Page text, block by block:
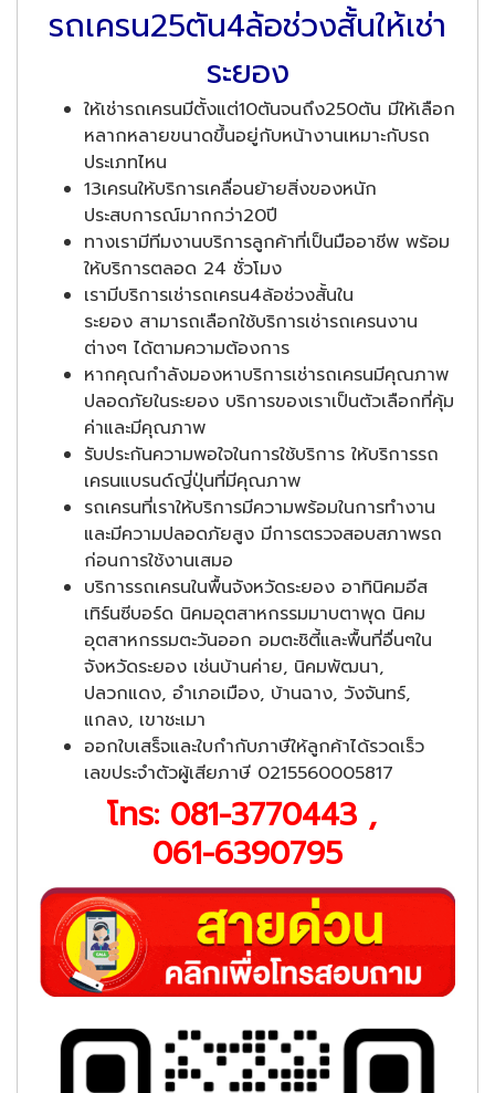
รถเครน25ตัน4ล้อช่วงสั้นให้เช่า
ระยอง
ให้เช่ารถเครนมีตั้งแต่10ตันจนถึง250ตัน มีให้เลือก
หลากหลายขนาดขึ้นอยู่กับหน้างานเหมาะกับรถ
ประเภทไหน
13เครนให้บริการเคลื่อนย้ายสิ่งของหนัก
ประสบการณ์มากกว่า20ปี
ทางเรามีทีมงานบริการลูกค้าที่เป็นมืออาชีพ พร้อม
ให้บริการตลอด 24 ชั่วโมง
เรามีบริการเช่ารถเครน4ล้อช่วงสั้นใน
ระยอง สามารถเลือกใช้บริการเช่ารถเครนงาน
ต่างๆ ได้ตามความต้องการ
หากคุณกำลังมองหาบริการเช่ารถเครนมีคุณภาพ
ปลอดภัยในระยอง บริการของเราเป็นตัวเลือกที่คุ้ม
ค่าและมีคุณภาพ
รับประกันความพอใจในการใช้บริการ ให้บริการรถ
เครนแบรนด์ญี่ปุ่นที่มีคุณภาพ
รถเครนที่เราให้บริการมีความพร้อมในการทำงาน
และมีความปลอดภัยสูง มีการตรวจสอบสภาพรถ
ก่อนการใช้งานเสมอ
บริการรถเครนในพื้นจังหวัดระยอง อาทินิคมอีส
เทิร์นซีบอร์ด นิคมอุตสาหกรรมมาบตาพุด นิคม
อุตสาหกรรมตะวันออก อมตะชิตี้และพื้นที่อื่นๆใน
จังหวัดระยอง เช่นบ้านค่าย, นิคมพัฒนา,
ปลวกแดง, อำเภอเมือง, บ้านฉาง, วังจันทร์,
แกลง, เขาชะเมา
ออกใบเสร็จและใบกำกับภาษีให้ลูกค้าได้รวดเร็ว
เลขประจำตัวผู้เสียภาษี 0215560005817
โทร: 081-3770443 ,
061-6390795